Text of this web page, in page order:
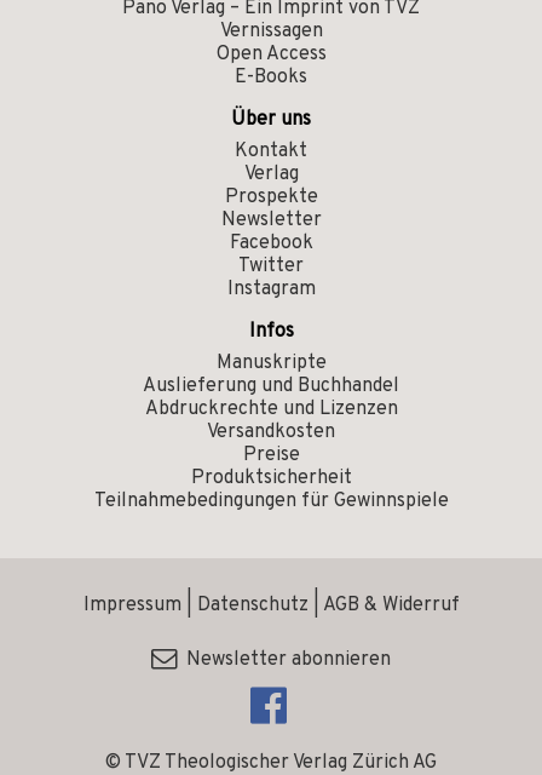
Pano Verlag – Ein Imprint von TVZ
Vernissagen
Open Access
E-Books
Über uns
Kontakt
Verlag
Prospekte
Newsletter
Facebook
Twitter
Instagram
Infos
Manuskripte
Auslieferung und Buchhandel
Abdruckrechte und Lizenzen
Versandkosten
Preise
Produktsicherheit
Teilnahmebedingungen für Gewinnspiele
© TVZ Theologischer Verlag Zürich AG
Impressum Datenschutz AGB & Widerruf
Newsletter abonnieren